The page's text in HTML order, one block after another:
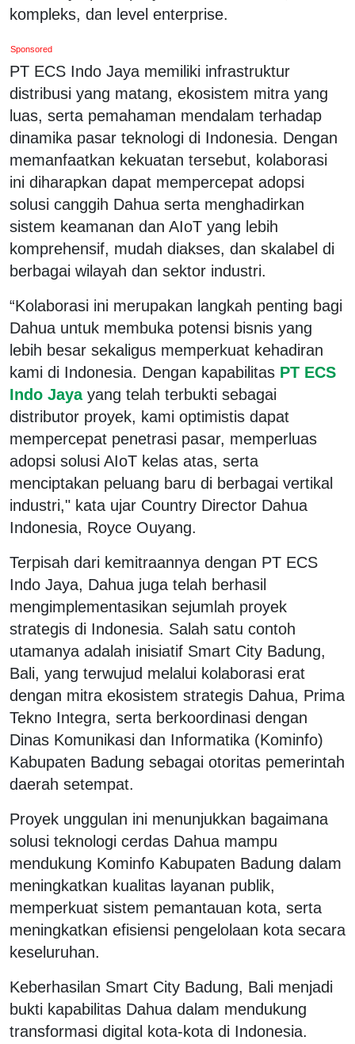
kompleks, dan level enterprise.
Sponsored
PT ECS Indo Jaya memiliki infrastruktur
distribusi yang matang, ekosistem mitra yang
luas, serta pemahaman mendalam terhadap
dinamika pasar teknologi di Indonesia. Dengan
memanfaatkan kekuatan tersebut, kolaborasi
ini diharapkan dapat mempercepat adopsi
solusi canggih Dahua serta menghadirkan
sistem keamanan dan AIoT yang lebih
komprehensif, mudah diakses, dan skalabel di
berbagai wilayah dan sektor industri.
“Kolaborasi ini merupakan langkah penting bagi
Dahua untuk membuka potensi bisnis yang
lebih besar sekaligus memperkuat kehadiran
kami di Indonesia. Dengan kapabilitas PT ECS
Indo Jaya yang telah terbukti sebagai
distributor proyek, kami optimistis dapat
mempercepat penetrasi pasar, memperluas
adopsi solusi AIoT kelas atas, serta
menciptakan peluang baru di berbagai vertikal
industri," kata ujar Country Director Dahua
Indonesia, Royce Ouyang.
Terpisah dari kemitraannya dengan PT ECS
Indo Jaya, Dahua juga telah berhasil
mengimplementasikan sejumlah proyek
strategis di Indonesia. Salah satu contoh
utamanya adalah inisiatif Smart City Badung,
Bali, yang terwujud melalui kolaborasi erat
dengan mitra ekosistem strategis Dahua, Prima
Tekno Integra, serta berkoordinasi dengan
Dinas Komunikasi dan Informatika (Kominfo)
Kabupaten Badung sebagai otoritas pemerintah
daerah setempat.
Proyek unggulan ini menunjukkan bagaimana
solusi teknologi cerdas Dahua mampu
mendukung Kominfo Kabupaten Badung dalam
meningkatkan kualitas layanan publik,
memperkuat sistem pemantauan kota, serta
meningkatkan efisiensi pengelolaan kota secara
keseluruhan.
Keberhasilan Smart City Badung, Bali menjadi
bukti kapabilitas Dahua dalam mendukung
transformasi digital kota-kota di Indonesia.